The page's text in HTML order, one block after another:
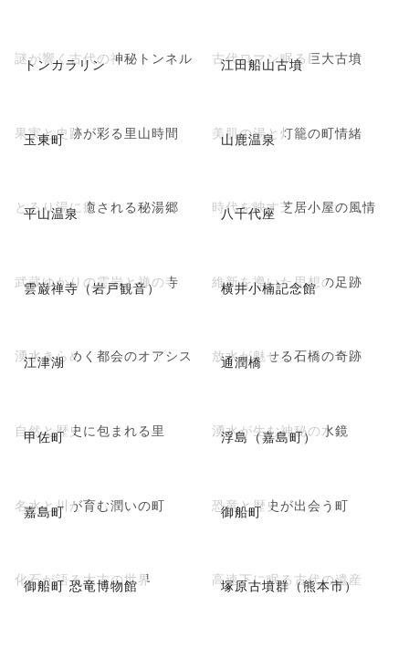
トンカラリン
謎が響く古代の神秘トンネル 江田船山古墳
古代ロマン眠る巨大古墳
玉東町
果実と史跡が彩る里山時間 山鹿温泉
美肌の湯と灯籠の町情緒
平山温泉
とろり湯に癒される秘湯郷 八千代座
時代を映す芝居小屋の風情
雲巌禅寺（岩戸観音）
武蔵ゆかりの霊岩と禅の寺 横井小楠記念館
維新を導いた思想の足跡
江津湖
湧水きらめく都会のオアシス 通潤橋
放水が魅せる石橋の奇跡
甲佐町
自然と歴史に包まれる里 浮島（嘉島町）
湧水が生む神秘の水鏡
嘉島町
名水と川が育む潤いの町 御船町
恐竜と歴史が出会う町
御船町 恐竜博物館
化石が語る太古の世界 塚原古墳群（熊本市）
高速下に眠る古代の遺産